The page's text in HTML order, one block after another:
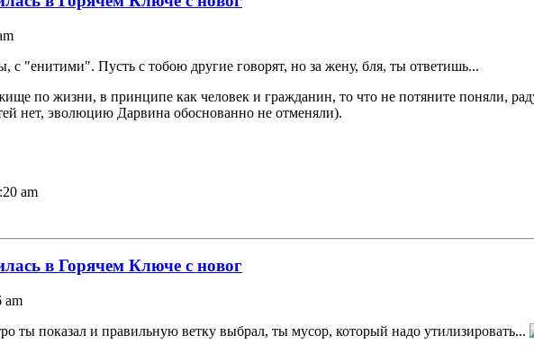
с "енитими". Пусть с тобою другие говорят, но за жену, бля, ты ответишь...
по жизни, в принципе как человек и гражданин, то что не потяните поняли,
нет, эволюцию Дарвина обоснованно не отменяли).
am
в Горячем Ключе с новог
am
ты показал и правильную ветку выбрал, ты мусор, который надо утилизировать...